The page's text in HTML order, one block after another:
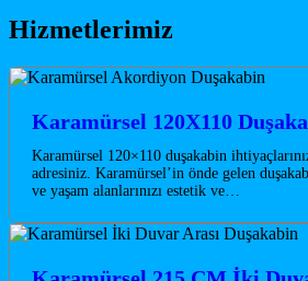
Hizmetlerimiz
Karamürsel 120X110
Karamürsel 120×110 duşakabin
adresiniz. Karamürsel’in önde gelen
ve yaşam alanlarınızı estetik ve…